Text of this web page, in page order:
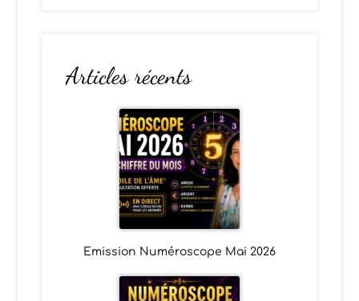
Articles récents
Emission Numéroscope Mai 2026